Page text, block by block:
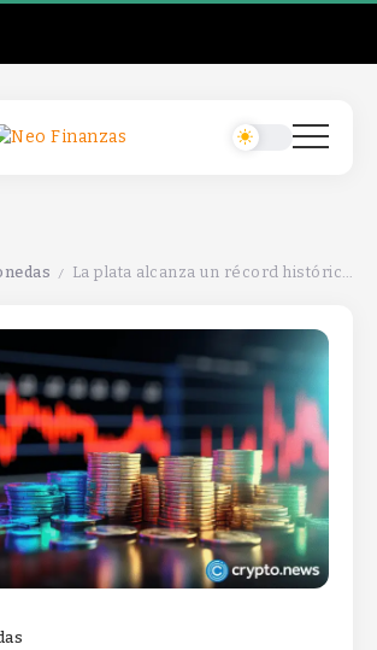
/ La plata alcanza un récord histórico mientras suben los rendimientos del Tesoro; Schiff menciona preocupaciones políticas.